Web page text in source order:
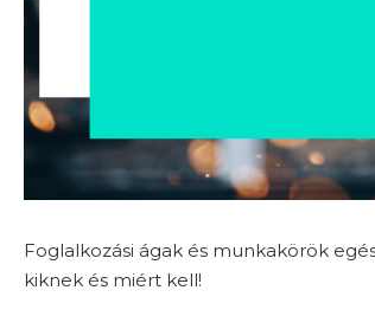
Foglalkozási ágak és munkakörök
kiknek és miért kell!